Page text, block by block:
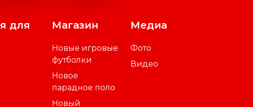
для
Магазин
Новые игровые
футболки
Новое
парадное поло
Новый
Медиа
Фото
Видео